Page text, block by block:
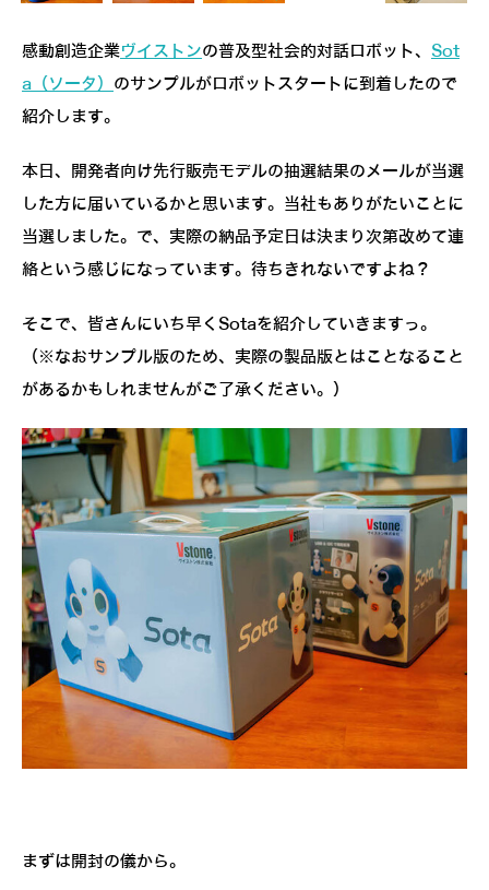
感動創造企業ヴイストンの普及型社会的対話ロボット、 Sot
a（ソータ） のサンプルがロボットスタートに到着したので
紹介します。
本日、開発者向け先行販売モデルの抽選結果のメールが当選
した方に届いているかと思います。当社もありがたいことに
当選しました。で、実際の納品予定日は決まり次第改めて連
絡という感じになっています。待ちきれないですよね？
そこで、皆さんにいち早くSotaを紹介していきますっ。
（※なおサンプル版のため、実際の製品版とはことなること
があるかもしれませんがご了承ください。）
まずは開封の儀から。